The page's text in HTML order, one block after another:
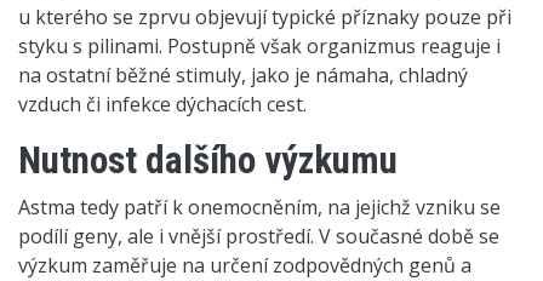
u kterého se zprvu objevují typické příznaky pouze při
styku s pilinami. Postupně však organizmus reaguje i
na ostatní běžné stimuly, jako je námaha, chladný
vzduch či infekce dýchacích cest.
Nutnost dalšího výzkumu
Astma tedy patří k onemocněním, na jejichž vzniku se
podílí geny, ale i vnější prostředí. V současné době se
výzkum zaměřuje na určení zodpovědných genů a